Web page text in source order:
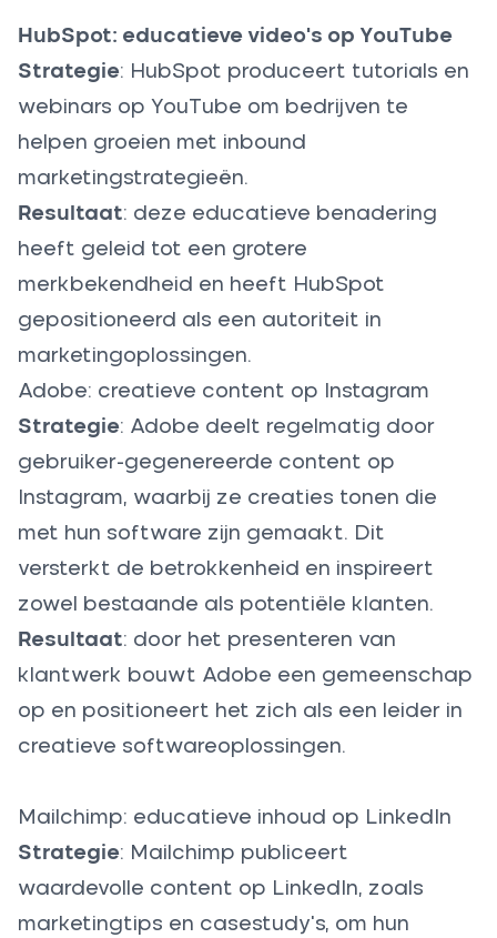
HubSpot: educatieve video's op YouTube
Strategie: HubSpot produceert tutorials en
webinars op YouTube om bedrijven te
helpen groeien met inbound
marketingstrategieën.
Resultaat: deze educatieve benadering
heeft geleid tot een grotere
merkbekendheid en heeft HubSpot
gepositioneerd als een autoriteit in
marketingoplossingen.
Adobe: creatieve content op Instagram
Strategie: Adobe deelt regelmatig door
gebruiker-gegenereerde content op
Instagram, waarbij ze creaties tonen die
met hun software zijn gemaakt. Dit
versterkt de betrokkenheid en inspireert
zowel bestaande als potentiële klanten.
Resultaat: door het presenteren van
klantwerk bouwt Adobe een gemeenschap
op en positioneert het zich als een leider in
creatieve softwareoplossingen.
Mailchimp: educatieve inhoud op LinkedIn
Strategie: Mailchimp publiceert
waardevolle content op LinkedIn, zoals
marketingtips en casestudy's, om hun